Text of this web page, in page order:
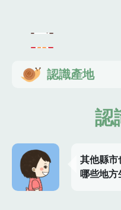
認識產地
認
其他縣市
哪些地方